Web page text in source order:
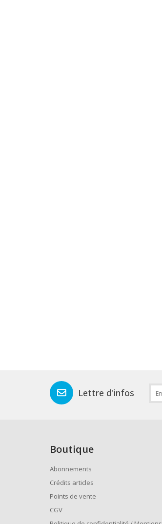
Lettre d'infos
Boutique
Abonnements
Crédits articles
Points de vente
CGV